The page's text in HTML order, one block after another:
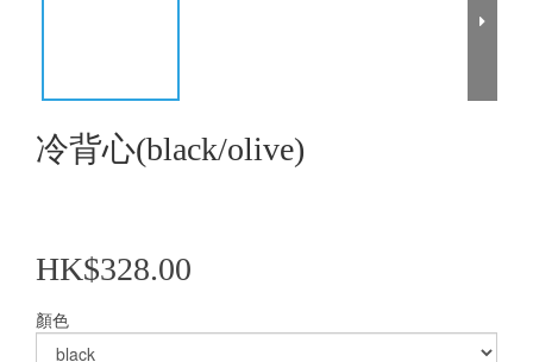
冷背心(black/olive)
HK$328.00
顏色